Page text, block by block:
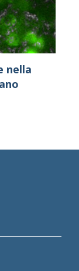
nella